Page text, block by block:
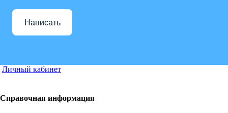
Написать
Личный кабинет
Справочная информация